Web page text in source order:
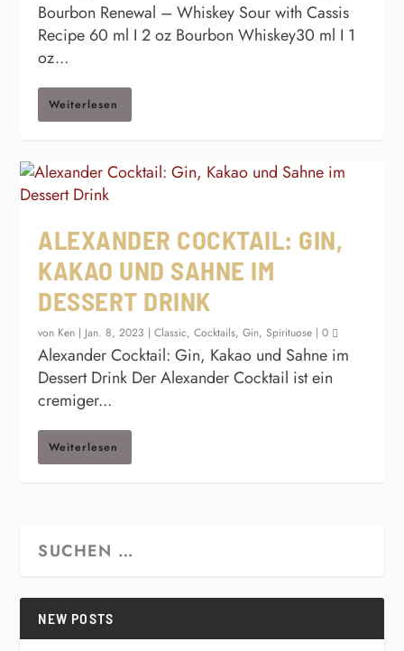
Bourbon Renewal – Whiskey Sour with Cassis
Recipe 60 ml I 2 oz Bourbon Whiskey30 ml I 1
oz...
Weiterlesen
ALEXANDER COCKTAIL: GIN,
KAKAO UND SAHNE IM
DESSERT DRINK
von Ken | Jan. 8, 2023 |Classic,Cocktails,Gin,Spirituose |0
Alexander Cocktail: Gin, Kakao und Sahne im
Dessert Drink Der Alexander Cocktail ist ein
cremiger...
Weiterlesen
NEW POSTS